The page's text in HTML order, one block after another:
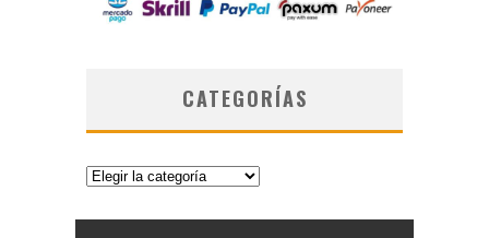
CATEGORÍAS
Categorías